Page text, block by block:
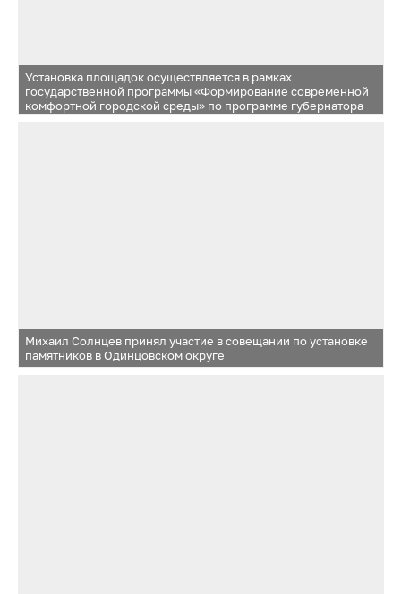
Установка площадок осуществляется в рамках
государственной программы «Формирование современной
комфортной городской среды» по программе губернатора
Михаил Солнцев принял участие в совещании по установке
памятников в Одинцовском округе